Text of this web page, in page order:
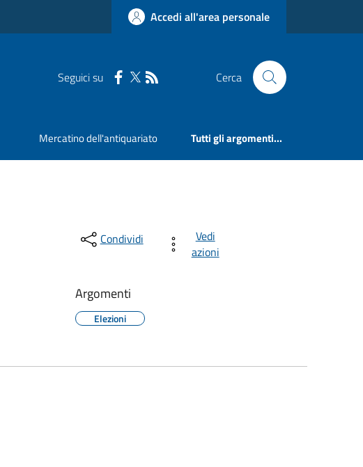
Accedi all'area personale
Seguici su Cerca
Mercatino dell'antiquariato Tutti gli argomenti...
Condividi
Vedi
azioni
Argomenti
Elezioni